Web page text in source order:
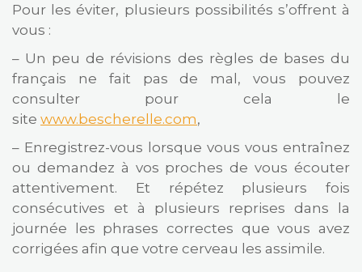
Pour les éviter, plusieurs possibilités s’offrent à
vous :
– Un peu de révisions des règles de bases du
français ne fait pas de mal, vous pouvez
consulter pour cela le
site www.bescherelle.com,
– Enregistrez-vous lorsque vous vous entraînez
ou demandez à vos proches de vous écouter
attentivement. Et répétez plusieurs fois
consécutives et à plusieurs reprises dans la
journée les phrases correctes que vous avez
corrigées afin que votre cerveau les assimile.